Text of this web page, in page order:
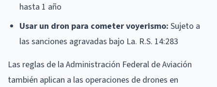
hasta 1 año
Usar un dron para cometer voyerismo: Sujeto a
las sanciones agravadas bajo La. R.S. 14:283
Las reglas de la Administración Federal de Aviación
también aplican a las operaciones de drones en